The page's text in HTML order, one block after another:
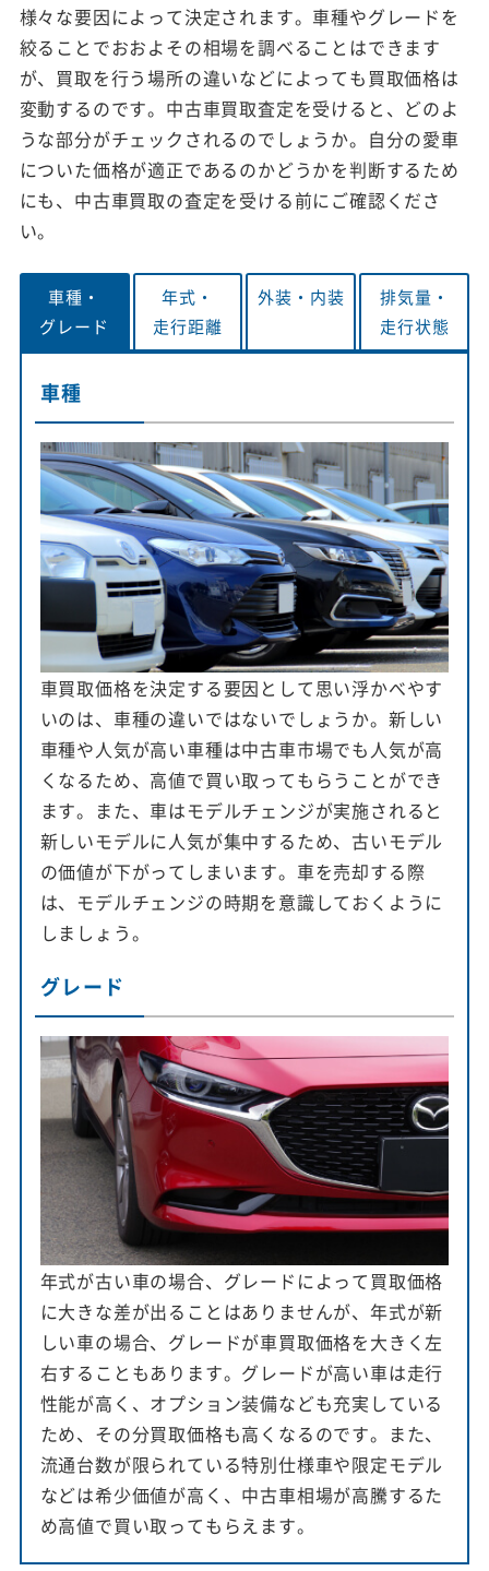
様々な要因によって決定されます。車種やグレードを
絞ることでおおよその相場を調べることはできます
が、買取を行う場所の違いなどによっても買取価格は
変動するのです。中古車買取査定を受けると、どのよ
うな部分がチェックされるのでしょうか。自分の愛車
についた価格が適正であるのかどうかを判断するため
にも、中古車買取の査定を受ける前にご確認くださ
い。
車種・
グレード
年式・
走行距離
外装・ 内装
排気量・
走行状態
車種
車買取価格を決定する要因として思い浮かべやす
いのは、車種の違いではないでしょうか。新しい
車種や人気が高い車種は中古車市場でも人気が高
くなるため、高値で買い取ってもらうことができ
ます。また、車はモデルチェンジが実施されると
新しいモデルに人気が集中するため、古いモデル
の価値が下がってしまいます。車を売却する際
は、モデルチェンジの時期を意識しておくように
しましょう。
グレード
年式が古い車の場合、グレードによって買取価格
に大きな差が出ることはありませんが、年式が新
しい車の場合、グレードが車買取価格を大きく左
右することもあります。グレードが高い車は走行
性能が高く、オプション装備なども充実している
ため、その分買取価格も高くなるのです。また、
流通台数が限られている特別仕様車や限定モデル
などは希少価値が高く、中古車相場が高騰するた
め高値で買い取ってもらえます。